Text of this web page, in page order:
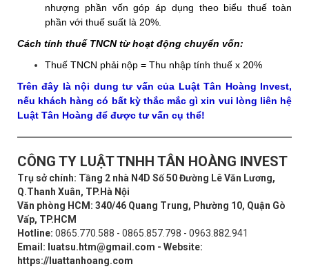
nhượng phần vốn góp áp dụng theo biểu thuế toàn
phần với thuế suất là 20%.
Cách tính thuế TNCN từ hoạt động chuyển vốn:
Thuế TNCN phải nộp = Thu nhập tính thuế x 20%
Trên đây là nội dung tư vấn của Luật Tân Hoàng Invest,
nếu khách hàng có bất kỳ thắc mắc gì xin vui lòng liên hệ
Luật Tân Hoàng để được tư vấn cụ thể!
CÔNG TY LUẬT TNHH TÂN HOÀNG INVEST
Trụ sở chính: Tầng 2 nhà N4D Số 50 Đường Lê Văn Lương,
Q.Thanh Xuân, TP.Hà Nội
Văn phòng HCM: 340/46 Quang Trung, Phường 10, Quận Gò
Vấp, TP.HCM
Hotline: 0865.770.588 - 0865.857.798 - 0963.882.941
Email: luatsu.htm@gmail.com - Website:
https://luattanhoang.com